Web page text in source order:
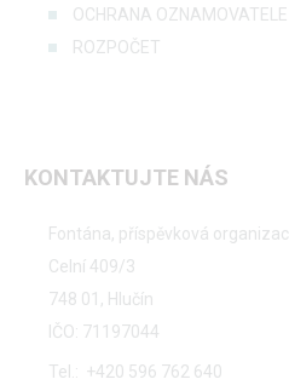
OCHRANA OZNAMOVATELE
ROZPOČET
KONTAKTUJTE NÁS
Fontána, příspěvková
Celní 409/3
748 01, Hlučín
IČO: 71197044
Tel.: +420 596 762 640